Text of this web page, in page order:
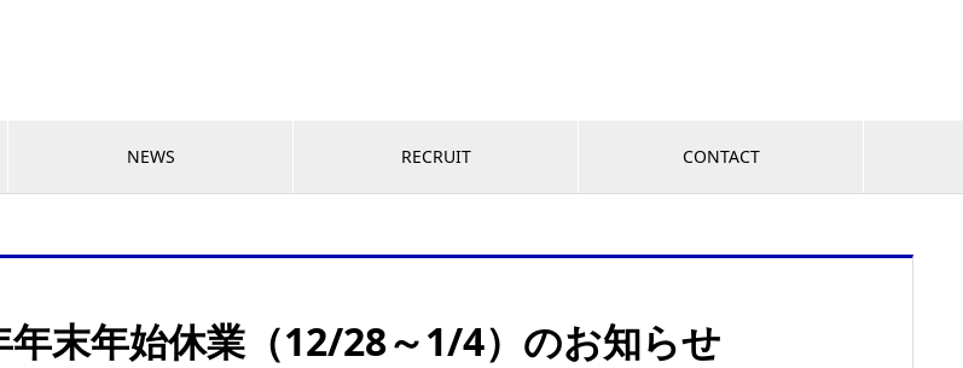
NEWS RECRUIT CONTACT
年末年始休業（12/28～1/4）のお知らせ